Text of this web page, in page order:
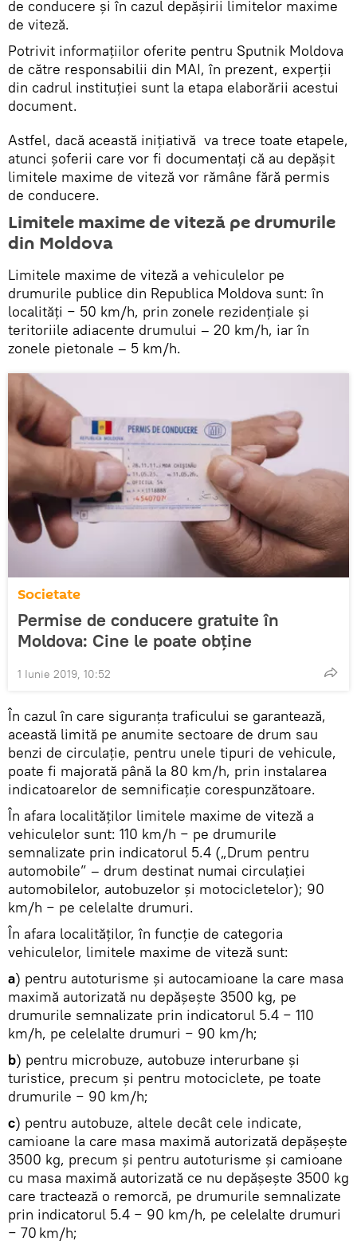
de conducere și în cazul depășirii limitelor maxime
de viteză.
Potrivit informațiilor oferite pentru Sputnik Moldova
de către responsabilii din MAI, în prezent, experții
din cadrul instituției sunt la etapa elaborării acestui
document.
Astfel, dacă această inițiativă va trece toate etapele,
atunci șoferii care vor fi documentați că au depășit
limitele maxime de viteză vor rămâne fără permis
de conducere.
Limitele maxime de viteză pe drumurile
din Moldova
Limitele maxime de viteză a vehiculelor pe
drumurile publice din Republica Moldova sunt: în
localităţi − 50 km/h, prin zonele rezidenţiale şi
teritoriile adiacente drumului – 20 km/h, iar în
zonele pietonale – 5 km/h.
Societate
Permise de conducere gratuite în
Moldova: Cine le poate obține
1 Iunie 2019, 10:52
În cazul în care siguranţa traficului se garantează,
această limită pe anumite sectoare de drum sau
benzi de circulaţie, pentru unele tipuri de vehicule,
poate fi majorată până la 80 km/h, prin instalarea
indicatoarelor de semnificaţie corespunzătoare.
În afara localităților limitele maxime de viteză a
vehiculelor sunt: 110 km/h − pe drumurile
semnalizate prin indicatorul 5.4 („Drum pentru
automobile” – drum destinat numai circulaţiei
automobilelor, autobuzelor şi motocicletelor); 90
km/h − pe celelalte drumuri.
În afara localităţilor, în funcţie de categoria
vehiculelor, limitele maxime de viteză sunt:
a) pentru autoturisme şi autocamioane la care masa
maximă autorizată nu depăşeşte 3500 kg, pe
drumurile semnalizate prin indicatorul 5.4 − 110
km/h, pe celelalte drumuri − 90 km/h;
b) pentru microbuze, autobuze interurbane şi
turistice, precum şi pentru motociclete, pe toate
drumurile − 90 km/h;
c) pentru autobuze, altele decât cele indicate,
camioane la care masa maximă autorizată depăşeşte
3500 kg, precum şi pentru autoturisme şi camioane
cu masa maximă autorizată ce nu depăşeşte 3500 kg
care tractează o remorcă, pe drumurile semnalizate
prin indicatorul 5.4 − 90 km/h, pe celelalte drumuri
− 70 km/h;